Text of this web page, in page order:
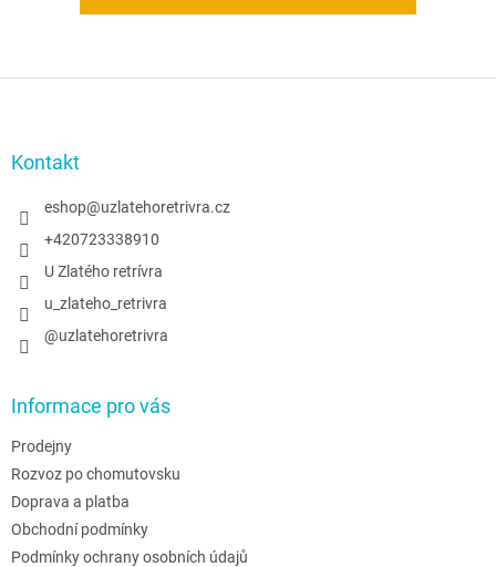
Kontakt
eshop@uzlatehoretrivra.cz
+420723338910
U Zlatého retrívra
u_zlateho_retrivra
@uzlatehoretrivra
Informace pro vás
Prodejny
Rozvoz po chomutovsku
Doprava a platba
Obchodní podmínky
Podmínky ochrany osobních údajů